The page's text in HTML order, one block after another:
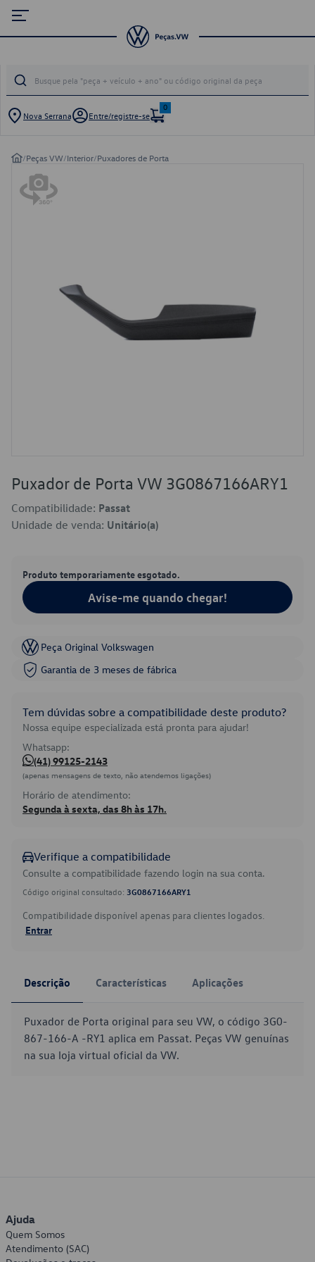
Nova Serrana Entre/registre-se
0
/Peças VW/Interior/Puxadores de Porta
Puxador de Porta VW 3G0867166ARY1
Compatibilidade: Passat
Unidade de venda: Unitário(a)
Produto temporariamente esgotado.
Avise-me quando chegar!
Peça Original Volkswagen
Garantia de 3 meses de fábrica
Tem dúvidas sobre a compatibilidade deste produto?
Nossa equipe especializada está pronta para ajudar!
Whatsapp:
(41) 99125-2143
(apenas mensagens de texto, não atendemos ligações)
Horário de atendimento:
Segunda à sexta, das 8h às 17h.
Verifique a compatibilidade
Consulte a compatibilidade fazendo login na sua conta.
Código original consultado: 3G0867166ARY1
Compatibilidade disponível apenas para clientes logados.
Entrar
Descrição Características Aplicações
Puxador de Porta original para seu VW, o código 3G0-
867-166-A -RY1 aplica em Passat. Peças VW genuínas
na sua loja virtual oficial da VW.
Ajuda
Quem Somos
Atendimento (SAC)